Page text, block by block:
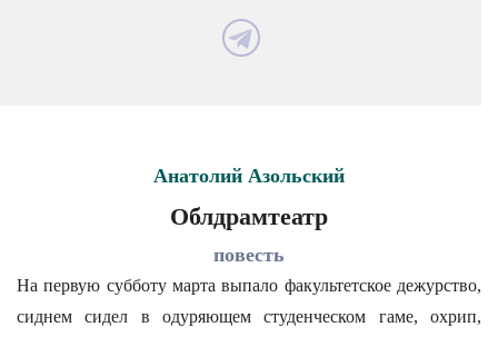
Анатолий Азольский
Облдрамтеатр
повесть
На первую субботу марта выпало факультетское дежурство,
сиднем сидел в одуряющем студенческом гаме, охрип,